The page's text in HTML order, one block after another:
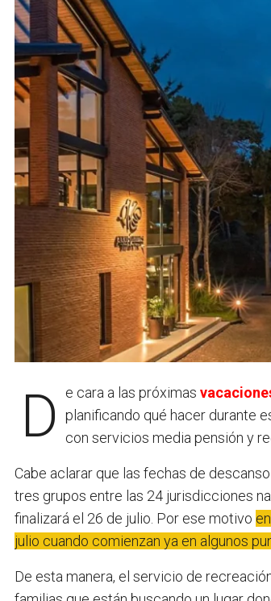
De cara a las próximas
planificando qué hacer durante
con servicios media pensión y
Cabe aclarar que las fechas de
tres grupos entre las 24 jurisdicciones
finalizará el 26 de julio. Por ese motivo
julio cuando comienzan ya en algunos
De esta manera, el servicio de